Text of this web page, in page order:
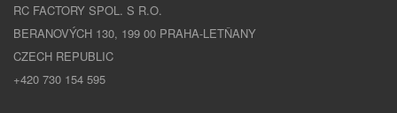
RC FACTORY SPOL. S R.O.
BERANOVÝCH 130, 199 00 PRAHA-LETŇANY
CZECH REPUBLIC
+420 730 154 595